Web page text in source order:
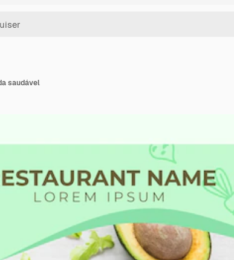
saudável